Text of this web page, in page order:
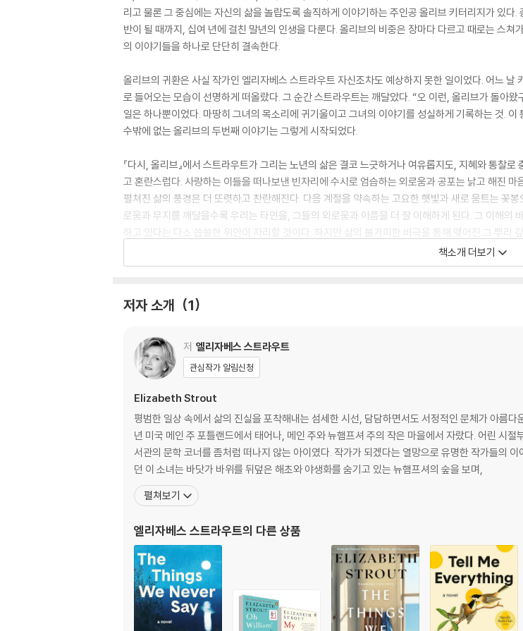
리고 물론 그 중심에는 자신의 삶을 놀랍도록 솔직하게 이야기하는 주인공 올리브 키터리지가 있
반이 될 때까지, 십여 년에 걸친 말년의 인생을 다룬다. 올리브의 비중은 장마다 다르고 때로는 스
의 이야기들을 하나로 단단히 결속한다.
올리브의 귀환은 사실 작가인 엘리자베스 스트라우트 자신조차도 예상하지 못한 일이었다. 어느
로 들어오는 모습이 선명하게 떠올랐다. 그 순간 스트라우트는 깨달았다. “오 이런, 올리브가 돌아
일은 하나뿐이었다. 마땅히 그녀의 목소리에 귀기울이고 그녀의 이야기를 성실하게 기록하는 것.
수밖에 없는 올리브의 두번째 이야기는 그렇게 시작되었다.
『다시, 올리브』에서 스트라우트가 그리는 노년의 삶은 결코 느긋하거나 여유롭지도, 지혜와 통찰
고 혼란스럽다. 사랑하는 이들을 떠나보낸 빈자리에 수시로 엄습하는 외로움과 공포는 낡고 해진
펼쳐진 삶의 풍경은 더 또렷하고 찬란해진다. 다음 계절을 약속하는 고요한 햇빛과 새로 움트는 꽃
로움과 무지를 깨달을수록 우리는 타인을, 그들의 외로움과 아픔을 더 잘 이해하게 된다. 그 이해의
하고 있다는 다소 씁쓸한 위안이 자리할 것이다. 하지만 삶의 불가피한 비극을 통해 맺어진 그 뿌리
mes to terms with the changes - sometimes welcome, sometimes not - in her own
Olive adjusts to her new life with her second husband, challenges her estranged
w lessons about life.
책소개 더보기
저자 소개 1
저 엘리자베스 스트라우트
관심작가 알림신청
Elizabeth Strout
평범한 일상 속에서 삶의 진실을 포착해내는 섬세한 시선, 담담하면서도 서정적인 문체가 아름
년 미국 메인 주 포틀랜드에서 태어나, 메인 주와 뉴햄프셔 주의 작은 마을에서 자랐다. 어린 시
서관의 문학 코너를 좀처럼 떠나지 않는 아이였다. 작가가 되겠다는 열망으로 유명한 작가들의
던 이 소녀는 바닷가 바위를 뒤덮은 해초와 야생화를 숨기고 있는 뉴햄프셔의 숲을 보며,
펼쳐보기
엘리자베스 스트라우트의 다른 상품